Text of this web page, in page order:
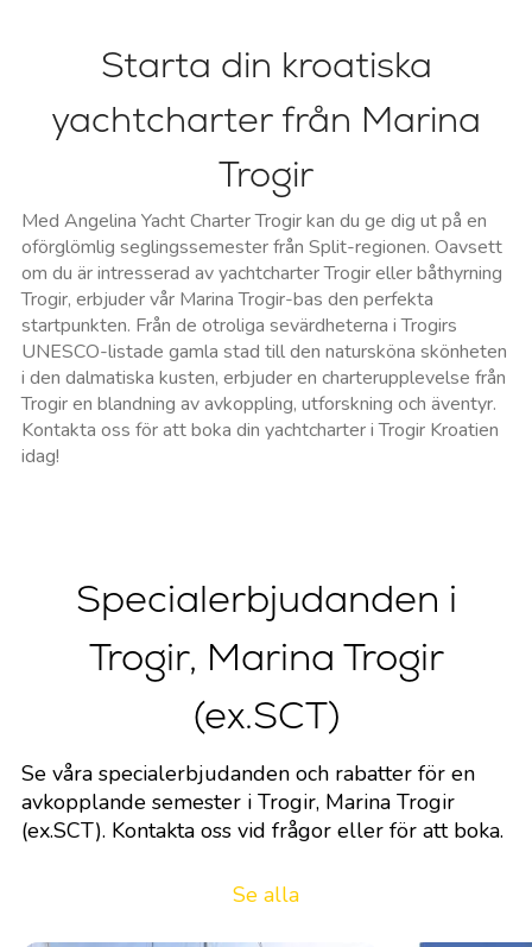
Starta din kroatiska
yachtcharter från Marina
Trogir
Med Angelina Yacht Charter Trogir kan du ge dig ut på en
oförglömlig seglingssemester från Split-regionen. Oavsett
om du är intresserad av yachtcharter Trogir eller båthyrning
Trogir, erbjuder vår Marina Trogir-bas den perfekta
startpunkten. Från de otroliga sevärdheterna i Trogirs
UNESCO-listade gamla stad till den natursköna skönheten
i den dalmatiska kusten, erbjuder en charterupplevelse från
Trogir en blandning av avkoppling, utforskning och äventyr.
Kontakta oss för att boka din yachtcharter i Trogir Kroatien
idag!
Specialerbjudanden i
Trogir, Marina Trogir
(ex.SCT)
Se våra specialerbjudanden och rabatter för en
avkopplande semester i Trogir, Marina Trogir
(ex.SCT). Kontakta oss vid frågor eller för att boka.
Se alla